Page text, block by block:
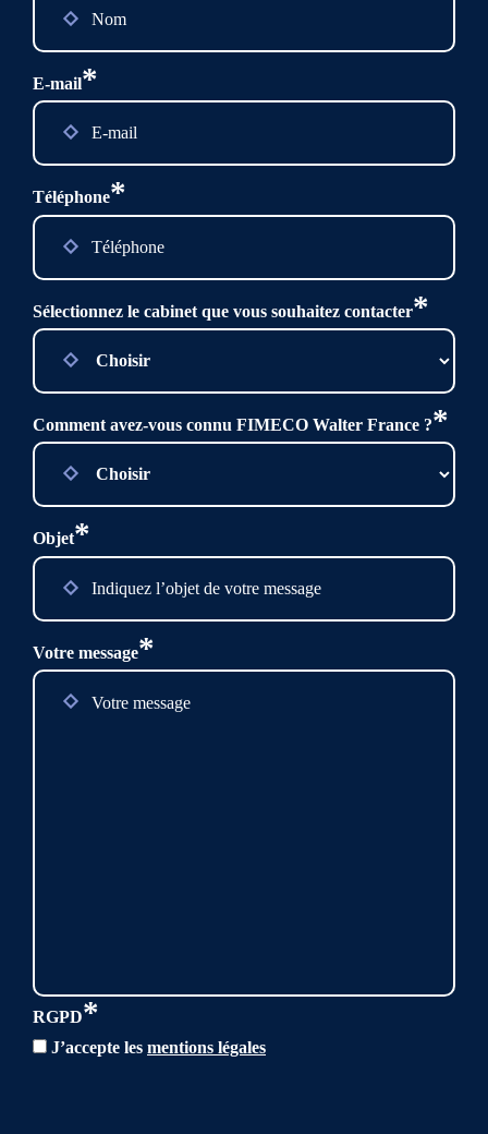
E-mail*
Téléphone*
Sélectionnez le cabinet que vous souhaitez contacter*
Comment avez-vous connu FIMECO Walter France ?*
Objet*
Votre message*
RGPD*
J’accepte les mentions légales